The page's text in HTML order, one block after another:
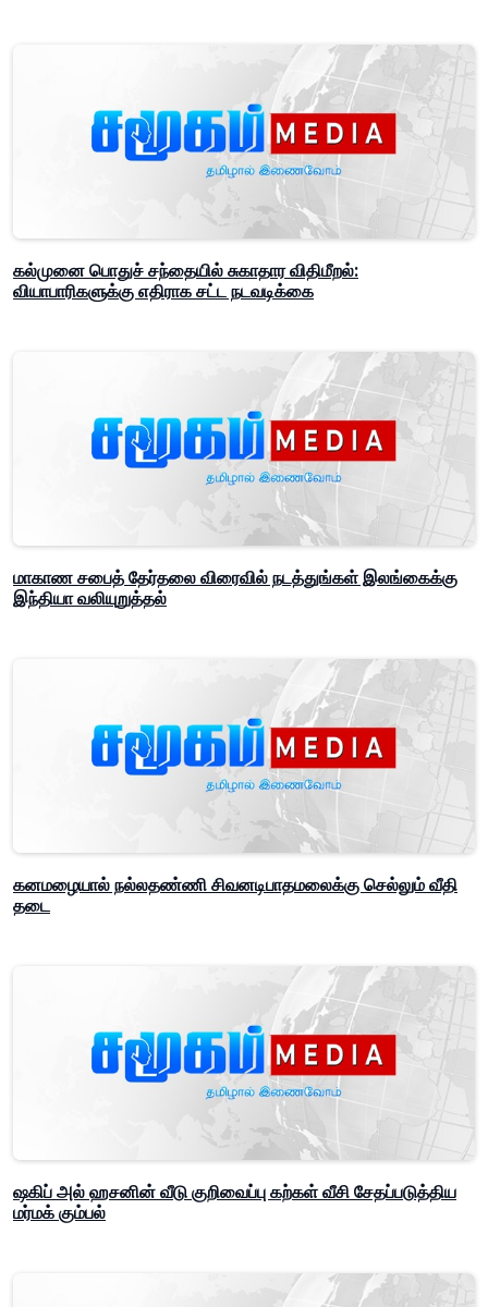
கல்முனை பொதுச் சந்தையில் சுகாதார விதிமீறல்:
வியாபாரிகளுக்கு எதிராக சட்ட நடவடிக்கை
மாகாண சபைத் தேர்தலை விரைவில் நடத்துங்கள் இலங்கைக்கு
இந்தியா வலியுறுத்தல்
கனமழையால் நல்லதண்ணி சிவனடிபாதமலைக்கு செல்லும் வீதி
தடை
ஷகிப் அல் ஹசனின் வீடு குறிவைப்பு கற்கள் வீசி சேதப்படுத்திய
மர்மக் கும்பல்